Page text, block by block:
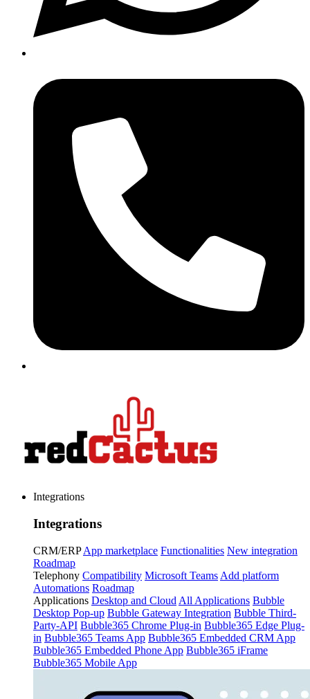
Integrations
Integrations
CRM/ERP App marketplace Functionalities New integration
Roadmap
Telephony Compatibility Microsoft Teams Add platform
Automations Roadmap
Applications Desktop and Cloud All Applications Bubble
Desktop Pop-up Bubble Gateway Integration Bubble Third-
Party-API Bubble365 Chrome Plug-in Bubble365 Edge Plug-
in Bubble365 Teams App Bubble365 Embedded CRM App
Bubble365 Embedded Phone App Bubble365 iFrame
Bubble365 Mobile App